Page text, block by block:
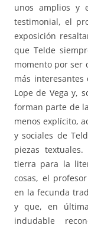
unos amplios y
testimonial, el
exposición
que Telde
momento por ser
más interesantes
Lope de Vega y,
forman parte de
menos explícito,
y sociales de
piezas
tierra para la
cosas, el
en la fecunda
y que, en
indudable